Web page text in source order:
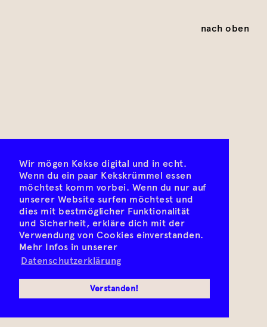
Wir mögen Kekse digital und in echt.
Wenn du ein paar Kekskrümmel essen
möchtest komm vorbei. Wenn du nur auf
unserer Website surfen möchtest und
dies mit bestmöglicher Funktionalität
und Sicherheit, erkläre dich mit der
Verwendung von Cookies einverstanden.
Mehr Infos in unserer
Datenschutzerklärung
Verstanden!
nach oben